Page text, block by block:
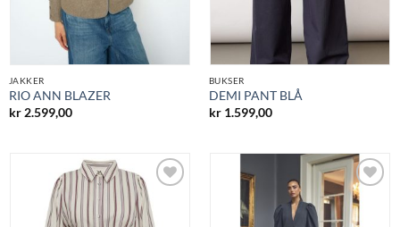
JAKKER
RIO ANN BLAZER
kr2.599,00
BUKSER
DEMI PANT BLÅ
kr1.599,00
Legg til
ønskeliste
Legg til
ønskeliste